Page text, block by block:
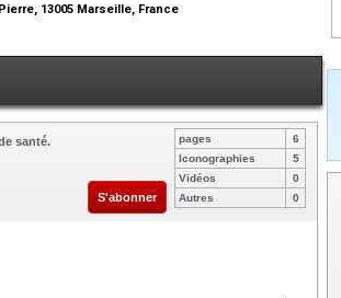
13005 Marseille, France
santé.
S'abonner
pages
6
Iconographies
5
Vidéos
0
Autres
0